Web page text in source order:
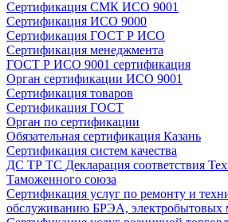
Сертификация СМК ИСО 9001
Сертификация ИСО 9000
Сертификация ГОСТ Р ИСО
Сертификация менеджмента
ГОСТ Р ИСО 9001 сертификация
Орган сертификации ИСО 9001
Сертификация товаров
Сертификация ГОСТ
Орган по сертификации
Обязательная сертификация Казань
Сертификация систем качества
ДС ТР ТС Декларация соответствия
Таможенного союза
Сертификация услуг по ремонту и
обслуживанию БРЭА, электробытовых